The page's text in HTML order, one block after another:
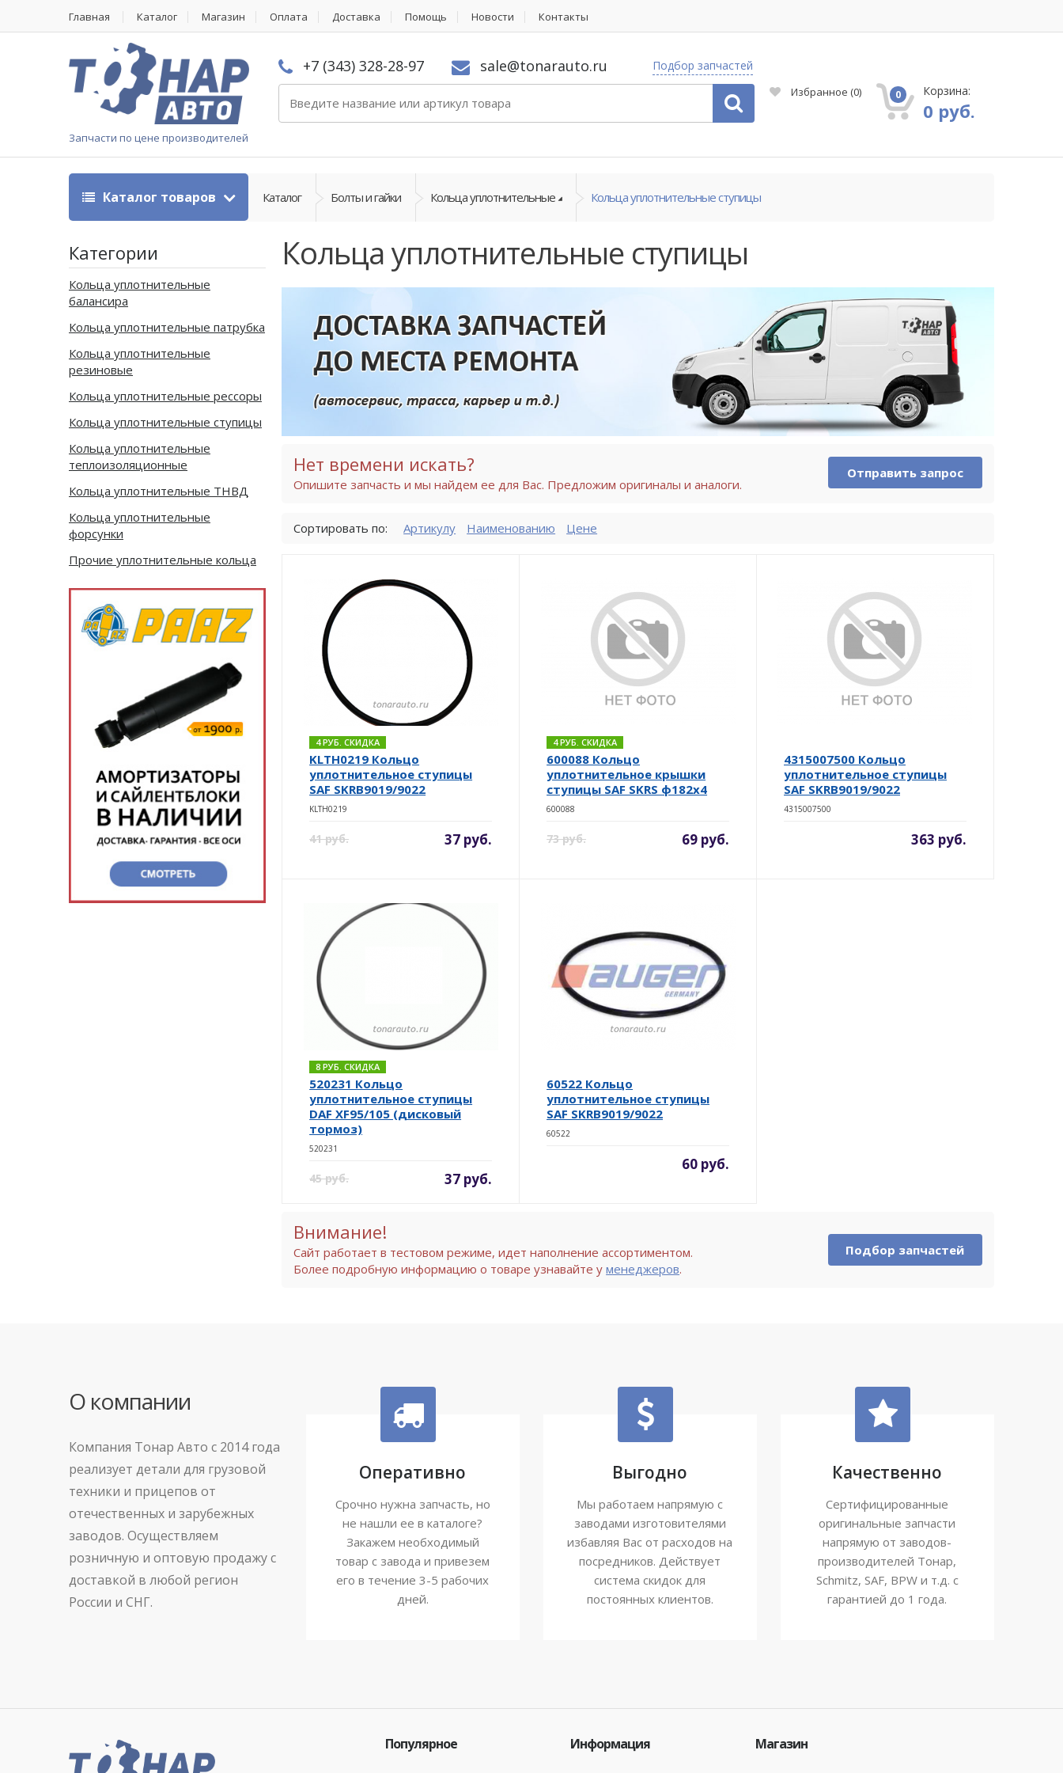
Главная Каталог Магазин Оплата Доставка Помощь Новости Контакты
Запчасти по цене производителей
+7 (343) 328-28-97 sale@tonarauto.ru Подбор запчастей
Избранное (0) 0 Корзина:
0 руб.
Каталог товаров Каталог Болты и гайки Кольца уплотнительные Кольца уплотнительные ступицы
Кольца уплотнительные ступицы
Нет времени искать?
Опишите запчасть и мы найдем ее для Вас. Предложим оригиналы и аналоги.
Отправить запрос
Сортировать по: Артикулу Наименованию Цене
4 РУБ. СКИДКА
KLTH0219 Кольцо
уплотнительное ступицы
SAF SKRB9019/9022
KLTH0219
41 руб. 37 руб.
4 РУБ. СКИДКА
600088 Кольцо
уплотнительное крышки
ступицы SAF SKRS ф182х4
600088
73 руб. 69 руб.
4315007500 Кольцо
уплотнительное ступицы
SAF SKRB9019/9022
4315007500
363 руб.
8 РУБ. СКИДКА
520231 Кольцо
уплотнительное ступицы
DAF XF95/105 (дисковый
тормоз)
520231
45 руб. 37 руб.
60522 Кольцо
уплотнительное ступицы
SAF SKRB9019/9022
60522
60 руб.
Внимание!
Сайт работает в тестовом режиме, идет наполнение ассортиментом.
Более подробную информацию о товаре узнавайте уменеджеров.
Подбор запчастей
Категории
Кольца уплотнительные
балансира
Кольца уплотнительные патрубка
Кольца уплотнительные
резиновые
Кольца уплотнительные рессоры
Кольца уплотнительные ступицы
Кольца уплотнительные
теплоизоляционные
Кольца уплотнительные ТНВД
Кольца уплотнительные
форсунки
Прочие уплотнительные кольца
О компании
Компания Тонар Авто с 2014 года
реализует детали для грузовой
техники и прицепов от
отечественных и зарубежных
заводов. Осуществляем
розничную и оптовую продажу с
доставкой в любой регион
России и СНГ.
Оперативно
Срочно нужна запчасть, но
не нашли ее в каталоге?
Закажем необходимый
товар с завода и привезем
его в течение 3-5 рабочих
дней.
Выгодно
Мы работаем напрямую с
заводами изготовителями
избавляя Вас от расходов на
посредников. Действует
система скидок для
постоянных клиентов.
Качественно
Сертифицированные
оригинальные запчасти
напрямую от заводов-
производителей Тонар,
Schmitz, SAF, BPW и т.д. с
гарантией до 1 года.
Популярное Информация Магазин